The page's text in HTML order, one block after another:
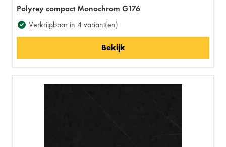
Polyrey compact Monochrom G176
Verkrijgbaar in 4 variant(en)
Bekijk